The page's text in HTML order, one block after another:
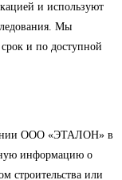
и используют
Мы
и по доступной
ООО «ЭТАЛОН» в
информацию о
строительства или